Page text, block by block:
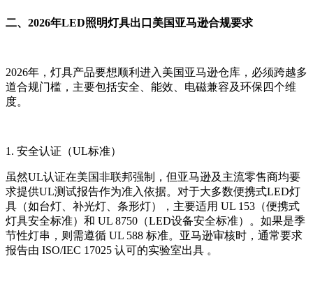
二、2026年LED照明灯具出口美国亚马逊合规要求
2026年，灯具产品要想顺利进入美国亚马逊仓库，必须跨越多
道合规门槛，主要包括安全、能效、电磁兼容及环保四个维
度。
1. 安全认证（UL标准）
虽然UL认证在美国非联邦强制，但亚马逊及主流零售商均要
求提供UL测试报告作为准入依据。对于大多数便携式LED灯
具（如台灯、补光灯、条形灯），主要适用 UL 153（便携式
灯具安全标准）和 UL 8750（LED设备安全标准）。如果是季
节性灯串，则需遵循 UL 588 标准。亚马逊审核时，通常要求
报告由 ISO/IEC 17025 认可的实验室出具 。